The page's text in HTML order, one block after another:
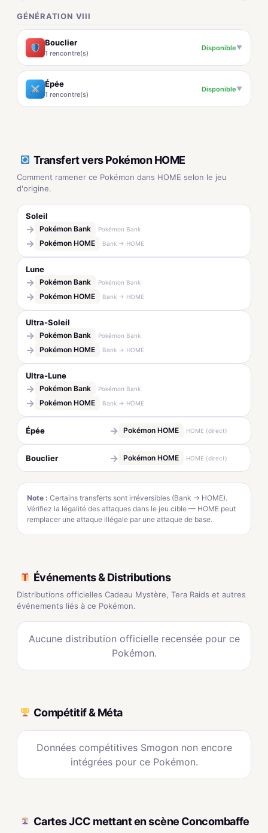
GÉNÉRATION VIII
Bouclier
1 rencontre(s)
Disponible▼
Épée
1 rencontre(s)
Disponible▼
Transfert vers Pokémon HOME
Comment ramener ce Pokémon dans HOME selon le jeu
d'origine.
Soleil
→ Pokémon Bank Pokémon Bank
→ Pokémon HOME Bank → HOME
Lune
→ Pokémon Bank Pokémon Bank
→ Pokémon HOME Bank → HOME
Ultra-Soleil
→ Pokémon Bank Pokémon Bank
→ Pokémon HOME Bank → HOME
Ultra-Lune
→ Pokémon Bank Pokémon Bank
→ Pokémon HOME Bank → HOME
Épée → Pokémon HOME HOME (direct)
Bouclier → Pokémon HOME HOME (direct)
Note : Certains transferts sont irréversibles (Bank → HOME).
Vérifiez la légalité des attaques dans le jeu cible — HOME peut
remplacer une attaque illégale par une attaque de base.
Événements & Distributions
Distributions officielles Cadeau Mystère, Tera Raids et autres
événements liés à ce Pokémon.
Aucune distribution officielle recensée pour ce
Pokémon.
Compétitif & Méta
Données compétitives Smogon non encore
intégrées pour ce Pokémon.
Cartes JCC mettant en scène Concombaffe